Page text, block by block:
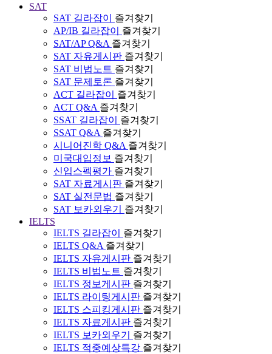
SAT
SAT 길라잡이
즐겨찾기
AP/IB 길라잡이
즐겨찾기
SAT/AP Q&A 즐겨찾기
SAT 자유게시판 즐겨찾기
SAT 비법노트 즐겨찾기
SAT 문제토론 즐겨찾기
ACT 길라잡이
즐겨찾기
ACT Q&A 즐겨찾기
SSAT 길라잡이
즐겨찾기
SSAT Q&A 즐겨찾기
시니어진학 Q&A 즐겨찾기
미국대입정보 즐겨찾기
신입스펙평가 즐겨찾기
SAT 자료게시판 즐겨찾기
SAT 실전문법 즐겨찾기
SAT 보카외우기
즐겨찾기
IELTS
IELTS 길라잡이
즐겨찾기
IELTS Q&A 즐겨찾기
IELTS 자유게시판 즐겨찾기
IELTS 비법노트 즐겨찾기
IELTS 정보게시판 즐겨찾기
IELTS 라이팅게시판 즐겨찾기
IELTS 스피킹게시판 즐겨찾기
IELTS 자료게시판 즐겨찾기
IELTS 보카외우기
즐겨찾기
IELTS 적중예상특강 즐겨찾기